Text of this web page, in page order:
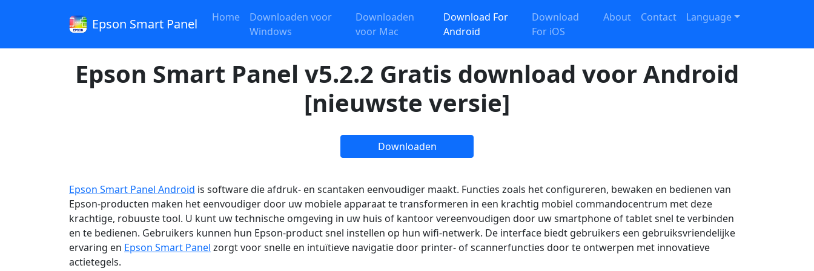
Epson Smart Panel Home
Downloaden voor
Windows
Downloaden
voor Mac
Download For
Android
Download
For iOS
About Contact Language
Epson Smart Panel v5.2.2 Gratis download voor Android
[nieuwste versie]
Downloaden
Epson Smart Panel Android is software die afdruk- en scantaken eenvoudiger maakt. Functies zoals het configureren, bewaken en bedienen van
Epson-producten maken het eenvoudiger door uw mobiele apparaat te transformeren in een krachtig mobiel commandocentrum met deze
krachtige, robuuste tool. U kunt uw technische omgeving in uw huis of kantoor vereenvoudigen door uw smartphone of tablet snel te verbinden
en te bedienen. Gebruikers kunnen hun Epson-product snel instellen op hun wifi-netwerk. De interface biedt gebruikers een gebruiksvriendelijke
ervaring en Epson Smart Panel zorgt voor snelle en intuïtieve navigatie door printer- of scannerfuncties door te ontwerpen met innovatieve
actietegels.